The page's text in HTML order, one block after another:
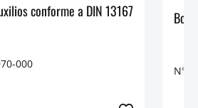
conforme a DIN 13167
000